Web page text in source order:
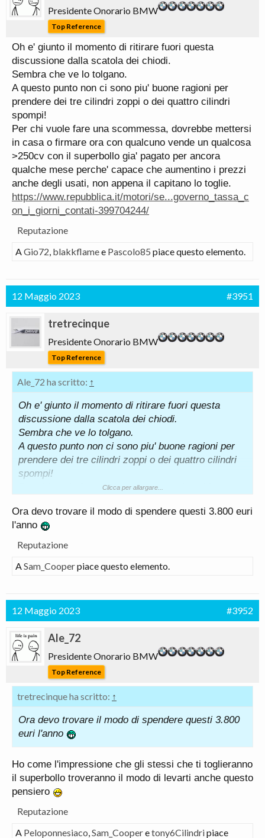
Presidente Onorario BMW
Top Reference
Oh e' giunto il momento di ritirare fuori questa
discussione dalla scatola dei chiodi.
Sembra che ve lo tolgano.
A questo punto non ci sono piu' buone ragioni per
prendere dei tre cilindri zoppi o dei quattro cilindri
spompi!
Per chi vuole fare una scommessa, dovrebbe mettersi
in casa o firmare ora con qualcuno vende un qualcosa
>250cv con il superbollo gia' pagato per ancora
qualche mese perche' capace che aumentino i prezzi
anche degli usati, non appena il capitano lo toglie.
https://www.repubblica.it/motori/se...governo_tassa_c
on_i_giorni_contati-399704244/
Reputazione
AGio72, blakkflamee Pascolo85 piace questo elemento.
12 Maggio 2023 #3951
tretrecinque
Presidente Onorario BMW
Top Reference
Ale_72 ha scritto: ↑
Oh e' giunto il momento di ritirare fuori questa
discussione dalla scatola dei chiodi.
Sembra che ve lo tolgano.
A questo punto non ci sono piu' buone ragioni per
prendere dei tre cilindri zoppi o dei quattro cilindri
spompi!
Per chi vuole fare una scommessa, dovrebbe
un qualcosa >250cv con il superbollo gia' pagato
per ancora qualche mese perche' capace che
aumentino i prezzi anche degli usati, non appena il
https://www.repubblica.it/motori/se...governo_tassa
Clicca per allargare...
Ora devo trovare il modo di spendere questi 3.800 euri
l'anno
Reputazione
ASam_Cooperpiace questo elemento.
12 Maggio 2023 #3952
Ale_72
Presidente Onorario BMW
Top Reference
tretrecinque ha scritto: ↑
Ora devo trovare il modo di spendere questi 3.800
euri l'anno
Ho come l'impressione che gli stessi che ti toglieranno
il superbollo troveranno il modo di levarti anche questo
pensiero
Reputazione
A Peloponnesiaco,Sam_Cooperetony6Cilindripiace